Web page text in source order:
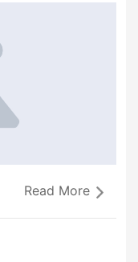
Read More